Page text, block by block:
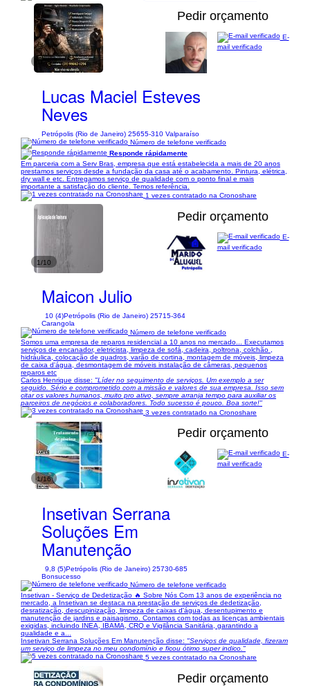
1/25
Pedir orçamento
Lucas Maciel Esteves
Neves
Petrópolis (Rio de Janeiro) 25655-310 Valparaíso
E-
mail verificado
Número de telefone verificado
Responde rápidamente
Em parceria com a Serv Bras, empresa que está estabelecida a mais de 20 anos
prestamos serviços desde a fundação da casa até o acabamento. Pintura, elétrica,
dry wall e etc. Entregamos serviço de qualidade com o ponto final e mais
importante a satisfação do cliente. Temos referência.
1 vezes contratado na Cronoshare
1/10
Pedir orçamento
Maicon Julio
10 (4)Petrópolis (Rio de Janeiro) 25715-364
Carangola
E-
mail verificado
Número de telefone verificado
Somos uma empresa de reparos residencial a 10 anos no mercado... Executamos
serviços de encanador, eletricista, limpeza de sofá, cadeira, poltrona, colchão ,
hidráulica, colocação de quadros, varão de cortina, montagem de móveis, limpeza
de caixa d'água, desmontagem de móveis instalação de câmeras, pequenos
reparos etc
Carlos Henrique disse: "Líder no seguimento de serviços. Um exemplo a ser
seguido. Sério e comprometido com a missão e valores de sua empresa. Isso sem
citar os valores humanos, muito pro ativo, sempre arranja tempo para auxiliar os
parceiros de negócios e colaboradores. Todo sucesso é pouco. Boa sorte!"
3 vezes contratado na Cronoshare
1/16
Pedir orçamento
Insetivan Serrana
Soluções Em
Manutenção
9,8 (5)Petrópolis (Rio de Janeiro) 25730-685
Bonsucesso
E-
mail verificado
Número de telefone verificado
Insetivan - Serviço de Dedetização 🔥 Sobre Nós Com 13 anos de experiência no
mercado, a Insetivan se destaca na prestação de serviços de dedetização,
desratização, descupinização, limpeza de caixas d'água, desentupimento e
manutenção de jardins e paisagismo. Contamos com todas as licenças ambientais
exigidas, incluindo INEA, IBAMA, CRQ e Vigilância Sanitária, garantindo a
qualidade e a...
Insetivan Serrana Soluções Em Manutenção disse: "Serviços de qualidade, fizeram
um serviço de limpeza no meu condomínio e ficou ótimo super indico."
5 vezes contratado na Cronoshare
Pedir orçamento